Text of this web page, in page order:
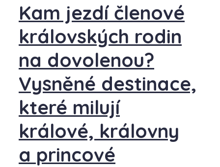
Kam jezdí členové
královských rodin
na dovolenou?
Vysněné destinace,
které milují
králové, královny
a princové